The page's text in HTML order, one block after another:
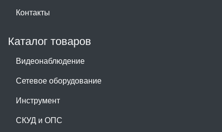
Контакты
Каталог товаров
Видеонаблюдение
Сетевое оборудование
Инструмент
СКУД и ОПС